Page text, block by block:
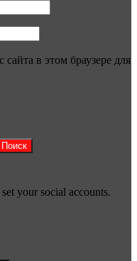
в этом браузере для
your social accounts.